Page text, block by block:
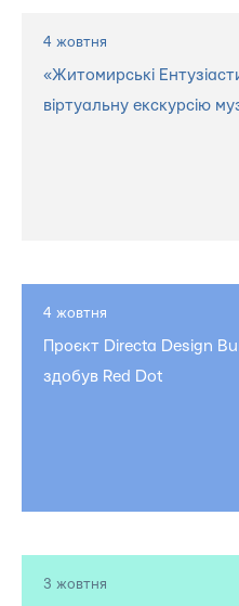
4 жовтня
«Житомирські
віртуальну екскурсію
4 жовтня
Проєкт Directa Design
здобув Red Dot
3 жовтня